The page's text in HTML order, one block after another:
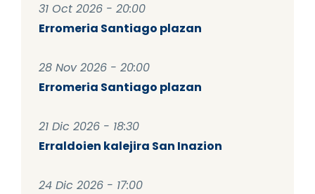
31 Oct 2026 - 20:00
Erromeria Santiago plazan
28 Nov 2026 - 20:00
Erromeria Santiago plazan
21 Dic 2026 - 18:30
Erraldoien kalejira San Inazion
24 Dic 2026 - 17:00